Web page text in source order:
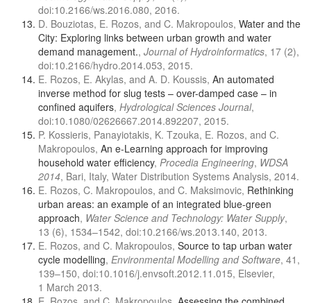
doi:10.2166/ws.2016.080, 2016.
D. Bouziotas, E. Rozos, and C. Makropoulos, Water and the
City: Exploring links between urban growth and water
demand management., Journal of Hydroinformatics, 17 (2),
doi:10.2166/hydro.2014.053, 2015.
E. Rozos, Ε. Akylas, and A. D. Koussis, An automated
inverse method for slug tests – over-damped case – in
confined aquifers, Hydrological Sciences Journal,
doi:10.1080/02626667.2014.892207, 2015.
P. Kossieris, Panayiotakis, K. Tzouka, E. Rozos, and C.
Makropoulos, An e-Learning approach for improving
household water efficiency, Procedia Engineering, WDSA
2014, Bari, Italy, Water Distribution Systems Analysis, 2014.
E. Rozos, C. Makropoulos, and C. Maksimovic, Rethinking
urban areas: an example of an integrated blue-green
approach, Water Science and Technology: Water Supply,
13 (6), 1534–1542, doi:10.2166/ws.2013.140, 2013.
E. Rozos, and C. Makropoulos, Source to tap urban water
cycle modelling, Environmental Modelling and Software, 41,
139–150, doi:10.1016/j.envsoft.2012.11.015, Elsevier,
1 March 2013.